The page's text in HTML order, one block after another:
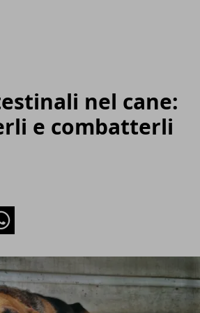
nel cane:
e combatterli